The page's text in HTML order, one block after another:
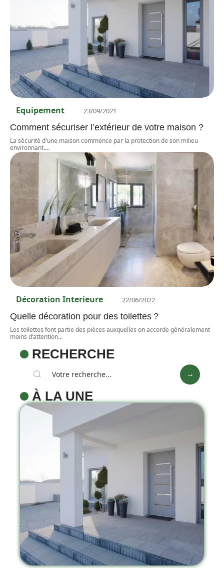
Equipement 23/09/2021
Comment sécuriser l’extérieur de votre maison ?
La sécurité d'une maison commence par la protection de son milieu
environnant.…
Décoration Interieure 22/06/2022
Quelle décoration pour des toilettes ?
Les toilettes font partie des pièces auxquelles on accorde généralement
moins d’attention…
RECHERCHE
À LA UNE